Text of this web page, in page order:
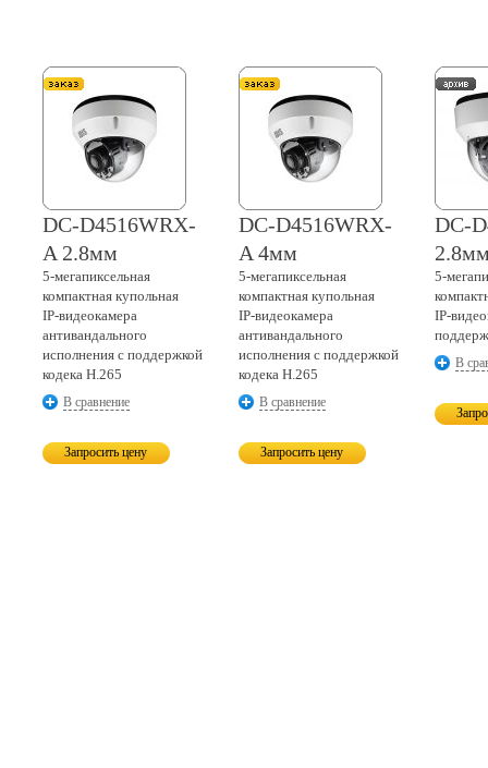
DC-D4516WRX-
A 2.8мм
5-мегапиксельная
компактная купольная
IP-видеокамера
антивандального
исполнения с поддержкой
кодека H.265
В сравнение
Запросить цену
DC-D4516WRX-
A 4мм
5-мегапиксельная
компактная купольная
IP-видеокамера
антивандального
исполнения с поддержкой
кодека H.265
В сравнение
Запросить цену
DC-
5-
IP-
В